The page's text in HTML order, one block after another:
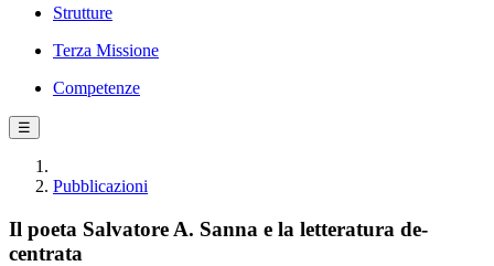
Strutture
Terza Missione
Competenze
☰
Pubblicazioni
Il poeta Salvatore A. Sanna e la letteratura de-
centrata